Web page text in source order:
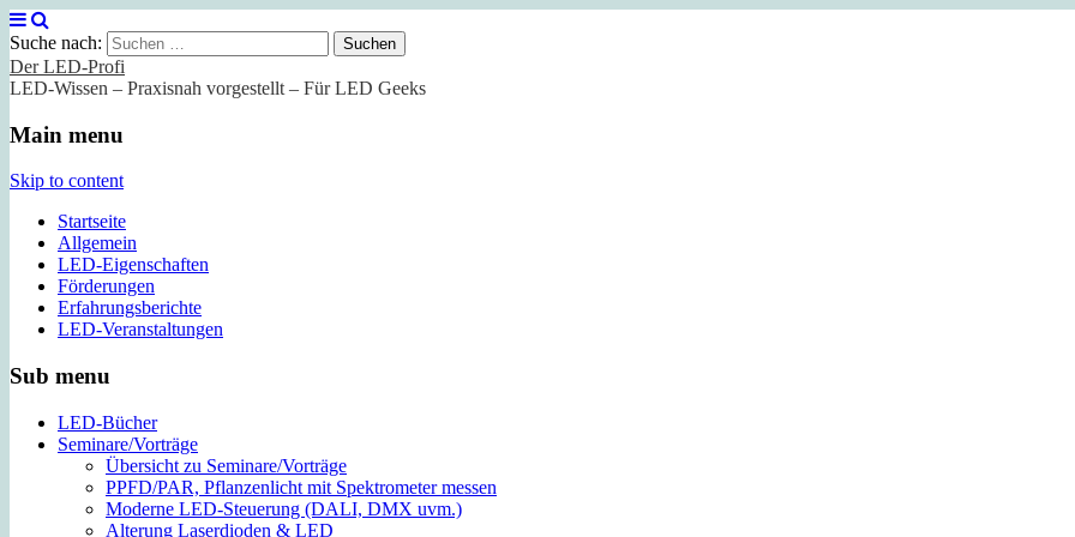
Suche nach:
Der LED-Profi
LED-Wissen – Praxisnah vorgestellt – Für LED Geeks
Main menu
Skip to content
Startseite
Allgemein
LED-Eigenschaften
Förderungen
Erfahrungsberichte
LED-Veranstaltungen
Sub menu
LED-Bücher
Seminare/Vorträge
Übersicht zu Seminare/Vorträge
PPFD/PAR, Pflanzenlicht mit Spektrometer messen
Moderne LED-Steuerung (DALI, DMX uvm.)
Alterung Laserdioden & LED